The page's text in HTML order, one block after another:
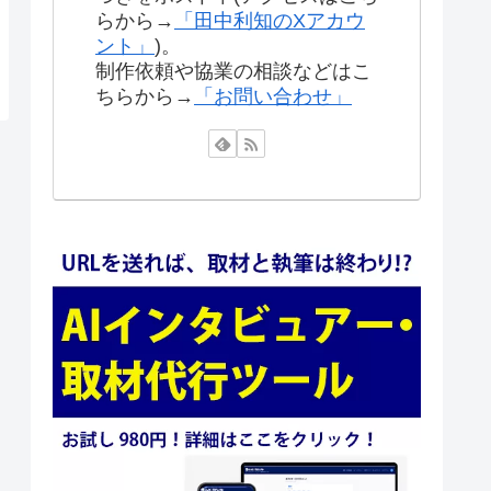
らから→
「田中利知のXアカウ
ント」 )。
制作依頼や協業の相談などはこ
ちらから→
「お問い合わせ」